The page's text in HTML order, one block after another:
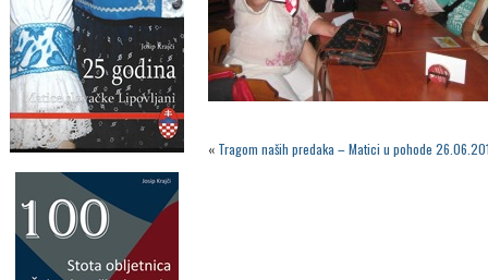
« Tragom naših predaka – Matici u pohode